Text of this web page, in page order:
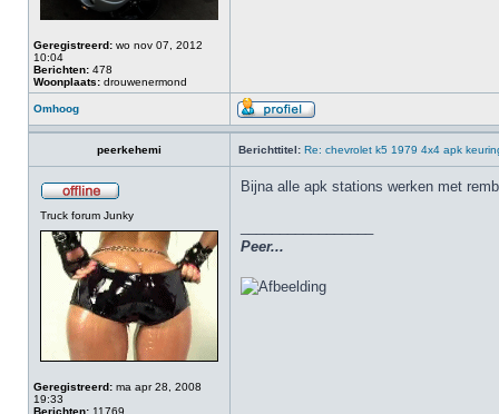
Geregistreerd: wo nov 07, 2012
10:04
Berichten: 478
Woonplaats: drouwenermond
Omhoog
peerkehemi Berichttitel: Re: chevrolet k5 1979 4x4 apk
Truck forum Junky
Geregistreerd: ma apr 28, 2008
19:33
Berichten: 11769
Bijna alle apk stations werken met
Peer...